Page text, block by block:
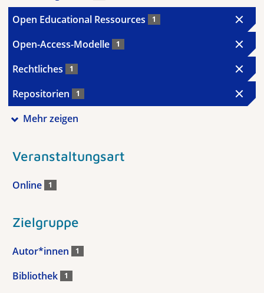
Open Educational Ressources 1
Open-Access-Modelle 1
Rechtliches 1
Repositorien 1
Mehr zeigen
Veranstaltungsart
Online 1
Zielgruppe
Autor*innen 1
Bibliothek 1